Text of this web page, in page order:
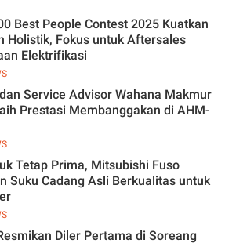
Best People Contest 2025 Kuatkan
Holistik, Fokus untuk Aftersales
Elektrifikasi
Service Advisor Wahana Makmur
Prestasi Membanggakan di AHM-
Tetap Prima, Mitsubishi Fuso
Suku Cadang Asli Berkualitas untuk
Diler Pertama di Soreang